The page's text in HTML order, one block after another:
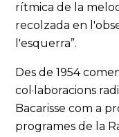
rítmica de la
recolzada en
l'esquerra”.
Des de 1954
col·laboracions
Bacarisse com a
programes de la